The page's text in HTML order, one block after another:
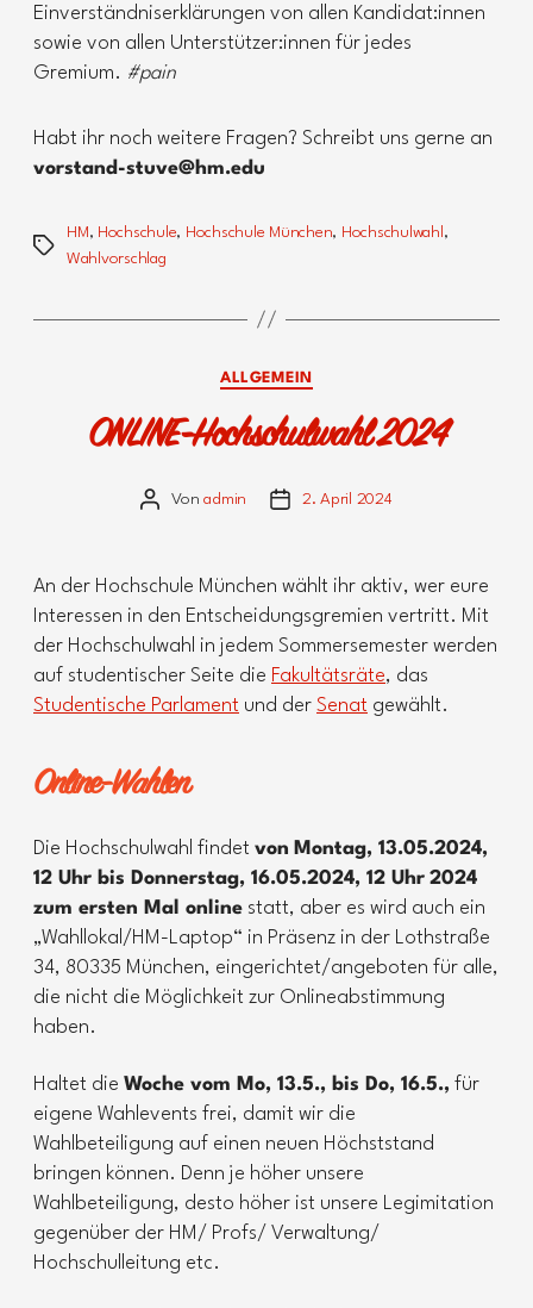
Einverständniserklärungen von allen Kandidat:innen
sowie von allen Unterstützer:innen für jedes
Gremium. #pain
Habt ihr noch weitere Fragen? Schreibt uns gerne an
vorstand-stuve@hm.edu
Schlagwörter
HM, Hochschule, Hochschule München, Hochschulwahl ,
Wahlvorschlag
Kategorien
ALLGEMEIN
ONLINE-Hochschulwahl 2024
Beitragsautor
Vonadmin Veröffentlichungsdatum
2. April 2024
An der Hochschule München wählt ihr aktiv, wer eure
Interessen in den Entscheidungsgremien vertritt. Mit
der Hochschulwahl in jedem Sommersemester werden
auf studentischer Seite die Fakultätsräte, das
Studentische Parlament und der Senat gewählt.
Online-Wahlen
Die Hochschulwahl findet von Montag, 13.05.2024,
12 Uhr bis Donnerstag, 16.05.2024, 12 Uhr 2024
zum ersten Mal online statt, aber es wird auch ein
„Wahllokal/HM-Laptop“ in Präsenz in der Lothstraße
34, 80335 München, eingerichtet/angeboten für alle,
die nicht die Möglichkeit zur Onlineabstimmung
haben.
Haltet die Woche vom Mo, 13.5., bis Do, 16.5., für
eigene Wahlevents frei, damit wir die
Wahlbeteiligung auf einen neuen Höchststand
bringen können. Denn je höher unsere
Wahlbeteiligung, desto höher ist unsere Legimitation
gegenüber der HM/ Profs/ Verwaltung/
Hochschulleitung etc.